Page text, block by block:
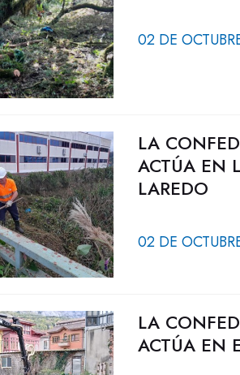
02 DE
LA
ACTÚA EN
LAREDO
02 DE
LA
ACTÚA EN